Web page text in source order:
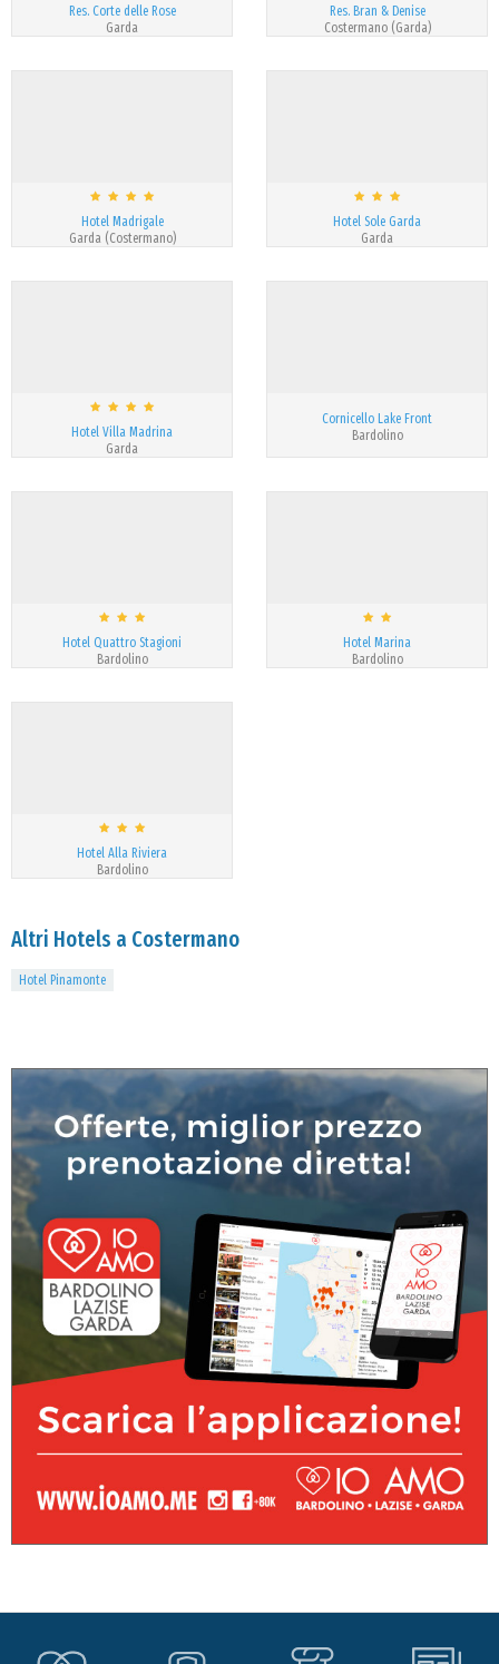
Res. Corte delle Rose
Garda
Res. Bran & Denise
Costermano (Garda)
Hotel Madrigale
Garda (Costermano)
Hotel Sole Garda
Garda
Hotel Villa Madrina
Garda
Cornicello Lake Front
Bardolino
Hotel Quattro Stagioni
Bardolino
Hotel Marina
Bardolino
Hotel Alla Riviera
Bardolino
Altri Hotels a Costermano
Hotel Pinamonte